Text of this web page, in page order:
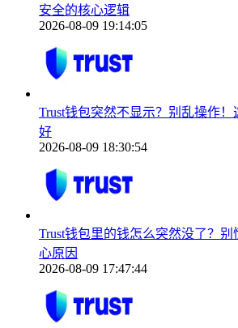
安全的核心逻辑
2026-08-09 19:14:05
Trust钱包突然不显示？别乱操作
好
2026-08-09 18:30:54
Trust钱包里的钱怎么突然没了？
心原因
2026-08-09 17:47:44